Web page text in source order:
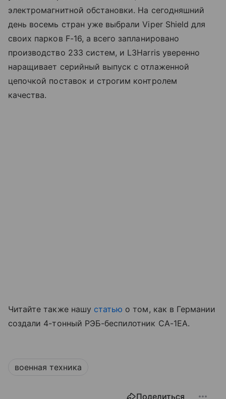
электромагнитной обстановки. На сегодняшний
день восемь стран уже выбрали Viper Shield для
своих парков F-16, а всего запланировано
производство 233 систем, и L3Harris уверенно
наращивает серийный выпуск с отлаженной
цепочкой поставок и строгим контролем
качества.
Читайте также нашу статью о том, как в Германии
создали 4-тонный РЭБ-беспилотник CA-1EA.
военная техника
Поделиться